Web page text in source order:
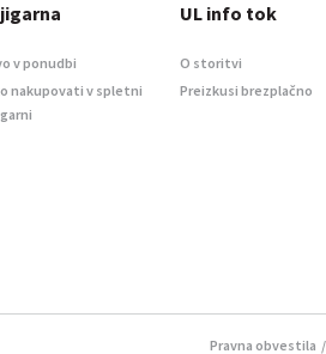
v ponudbi
nakupovati v spletni
UL info tok
O storitvi
Preizkusi brezplačno
Pravna obvestila /